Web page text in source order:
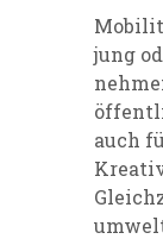
jung
auch